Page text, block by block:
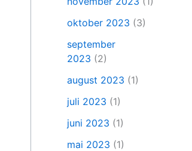
oktober 2023 (3)
september
2023 (2)
august 2023 (1)
juli 2023 (1)
juni 2023 (1)
mai 2023 (1)